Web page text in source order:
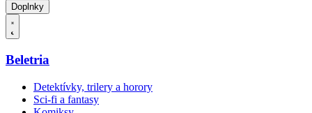
Doplnky
Beletria
Detektívky, trilery a horory
Sci-fi a fantasy